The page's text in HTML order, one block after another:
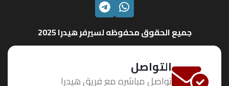
الواتسابتليجرام
جميع الحقوق محفوظه لسيرفر هيدرا 2025
التواصل
تواصل مباشره مع فريق هيدرا